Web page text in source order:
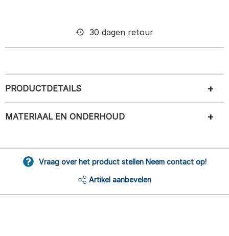
30 dagen retour
PRODUCTDETAILS
MATERIAAL EN ONDERHOUD
Vraag over het product stellen Neem contact op!
Artikel aanbevelen